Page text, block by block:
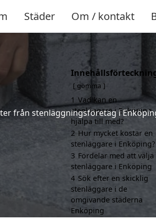
Städer Om / kontakt
från stenläggningsföretag i
gömma
1 Vad kan en
stenläggare i Enköping
hjälpa till med?
2 Hur mycket kostar en
stenläggare i Enköping?
3 Fördelar med att välja
stenläggare i Enköping
4 Sök efter en skicklig
stenläggare i de
omgivande städerna
Enköping